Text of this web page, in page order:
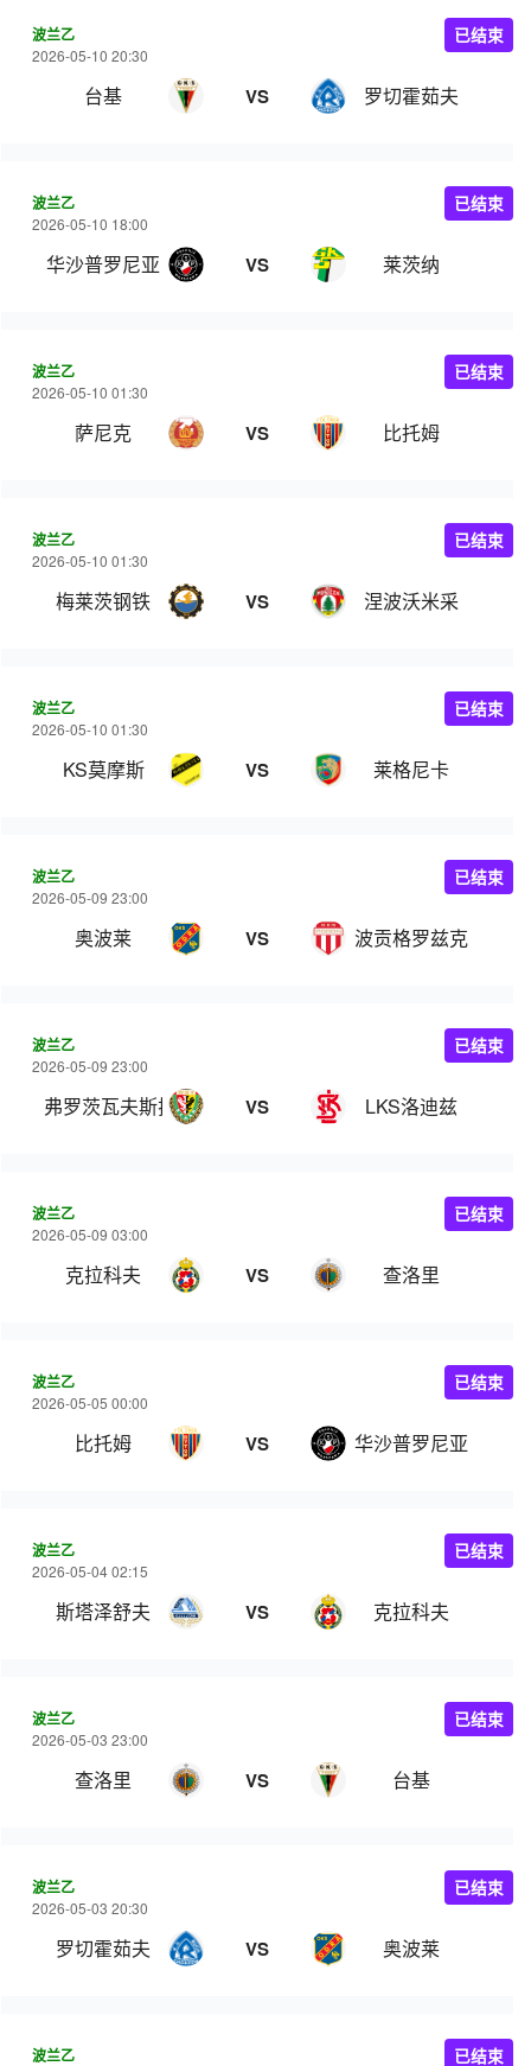
波兰乙
2026-05-10 20:30
台基 VS 罗切霍茹夫
已结束
波兰乙
2026-05-10 18:00
华沙普罗尼亚 VS 莱茨纳
已结束
波兰乙
2026-05-10 01:30
萨尼克 VS 比托姆
已结束
波兰乙
2026-05-10 01:30
梅莱茨钢铁 VS 涅波沃米采
已结束
波兰乙
2026-05-10 01:30
KS莫摩斯 VS 莱格尼卡
已结束
波兰乙
2026-05-09 23:00
奥波莱 VS 波贡格罗兹克
已结束
波兰乙
2026-05-09 23:00
弗罗茨瓦夫斯拉斯克 VS LKS洛迪兹
已结束
波兰乙
2026-05-09 03:00
克拉科夫 VS 查洛里
已结束
波兰乙
2026-05-05 00:00
比托姆 VS 华沙普罗尼亚
已结束
波兰乙
2026-05-04 02:15
斯塔泽舒夫 VS 克拉科夫
已结束
波兰乙
2026-05-03 23:00
查洛里 VS 台基
已结束
波兰乙
2026-05-03 20:30
罗切霍茹夫 VS 奥波莱
已结束
波兰乙 已结束